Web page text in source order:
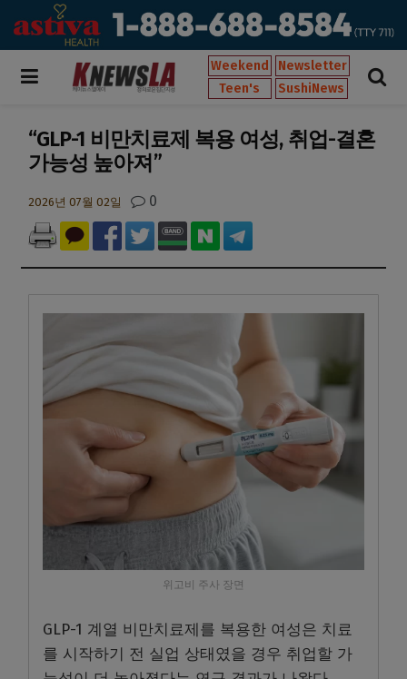
Weekend
Newsletter
Teen's
SushiNews
“GLP-1 비만치료제 복용 여성, 취업-결혼
가능성 높아져”
2026년 07월 02일 0
위고비 주사 장면
GLP-1 계열 비만치료제를 복용한 여성은 치료
를 시작하기 전 실업 상태였을 경우 취업할 가